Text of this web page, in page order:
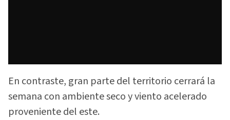
En contraste, gran parte del territorio cerrará la
semana con ambiente seco y viento acelerado
proveniente del este.